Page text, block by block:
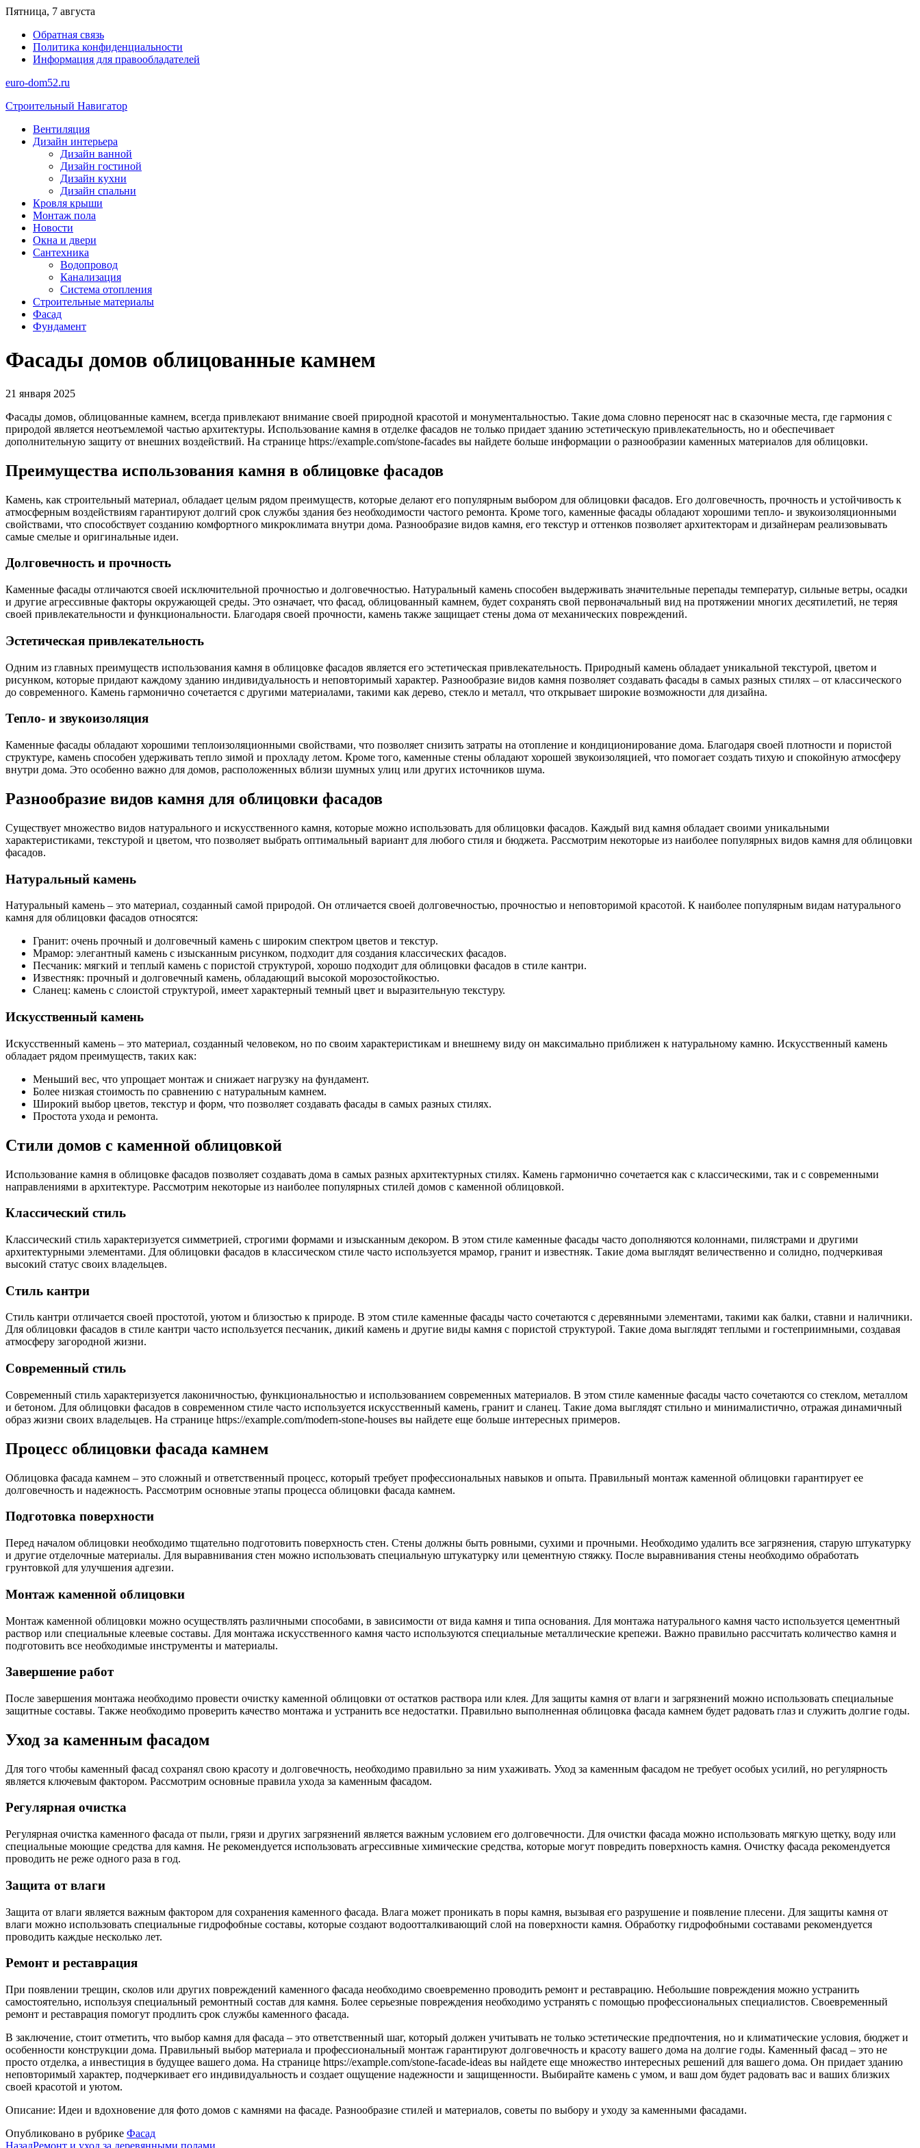
Перейти
содержимому
Пятница, 7 августа
Обратная связь
Политика конфиденциальности
Информация для правообладателей
euro-dom52.ru
Строительный Навигатор
Вентиляция
Дизайн интерьера
Дизайн ванной
Дизайн гостиной
Дизайн кухни
Дизайн спальни
Кровля крыши
Монтаж пола
Новости
Окна и двери
Сантехника
Водопровод
Канализация
Система отопления
Строительные материалы
Фасад
Фундамент
Фасады домов облицованные камнем
21 января 2025
Фасады домов, облицованные камнем, всегда привлекают внимание своей природной красотой и монументальностью. Такие дома словно переносят нас в сказочные места, где гармония с
природой является неотъемлемой частью архитектуры. Использование камня в отделке фасадов не только придает зданию эстетическую привлекательность, но и обеспечивает
дополнительную защиту от внешних воздействий. На странице https://example.com/stone-facades вы найдете больше информации о разнообразии каменных материалов для облицовки.
Преимущества использования камня в облицовке фасадов
Камень, как строительный материал, обладает целым рядом преимуществ, которые делают его популярным выбором для облицовки фасадов. Его долговечность, прочность и устойчивость к
атмосферным воздействиям гарантируют долгий срок службы здания без необходимости частого ремонта. Кроме того, каменные фасады обладают хорошими тепло- и звукоизоляционными
свойствами, что способствует созданию комфортного микроклимата внутри дома. Разнообразие видов камня, его текстур и оттенков позволяет архитекторам и дизайнерам реализовывать
самые смелые и оригинальные идеи.
Долговечность и прочность
Каменные фасады отличаются своей исключительной прочностью и долговечностью. Натуральный камень способен выдерживать значительные перепады температур, сильные ветры, осадки
и другие агрессивные факторы окружающей среды. Это означает, что фасад, облицованный камнем, будет сохранять свой первоначальный вид на протяжении многих десятилетий, не теряя
своей привлекательности и функциональности. Благодаря своей прочности, камень также защищает стены дома от механических повреждений.
Эстетическая привлекательность
Одним из главных преимуществ использования камня в облицовке фасадов является его эстетическая привлекательность. Природный камень обладает уникальной текстурой, цветом и
рисунком, которые придают каждому зданию индивидуальность и неповторимый характер. Разнообразие видов камня позволяет создавать фасады в самых разных стилях – от классического
до современного. Камень гармонично сочетается с другими материалами, такими как дерево, стекло и металл, что открывает широкие возможности для дизайна.
Тепло- и звукоизоляция
Каменные фасады обладают хорошими теплоизоляционными свойствами, что позволяет снизить затраты на отопление и кондиционирование дома. Благодаря своей плотности и пористой
структуре, камень способен удерживать тепло зимой и прохладу летом. Кроме того, каменные стены обладают хорошей звукоизоляцией, что помогает создать тихую и спокойную атмосферу
внутри дома. Это особенно важно для домов, расположенных вблизи шумных улиц или других источников шума.
Разнообразие видов камня для облицовки фасадов
Существует множество видов натурального и искусственного камня, которые можно использовать для облицовки фасадов. Каждый вид камня обладает своими уникальными
характеристиками, текстурой и цветом, что позволяет выбрать оптимальный вариант для любого стиля и бюджета. Рассмотрим некоторые из наиболее популярных видов камня для облицовки
фасадов.
Натуральный камень
Натуральный камень – это материал, созданный самой природой. Он отличается своей долговечностью, прочностью и неповторимой красотой. К наиболее популярным видам натурального
камня для облицовки фасадов относятся:
Гранит: очень прочный и долговечный камень с широким спектром цветов и текстур.
Мрамор: элегантный камень с изысканным рисунком, подходит для создания классических фасадов.
Песчаник: мягкий и теплый камень с пористой структурой, хорошо подходит для облицовки фасадов в стиле кантри.
Известняк: прочный и долговечный камень, обладающий высокой морозостойкостью.
Сланец: камень с слоистой структурой, имеет характерный темный цвет и выразительную текстуру.
Искусственный камень
Искусственный камень – это материал, созданный человеком, но по своим характеристикам и внешнему виду он максимально приближен к натуральному камню. Искусственный камень
обладает рядом преимуществ, таких как:
Меньший вес, что упрощает монтаж и снижает нагрузку на фундамент.
Более низкая стоимость по сравнению с натуральным камнем.
Широкий выбор цветов, текстур и форм, что позволяет создавать фасады в самых разных стилях.
Простота ухода и ремонта.
Стили домов с каменной облицовкой
Использование камня в облицовке фасадов позволяет создавать дома в самых разных архитектурных стилях. Камень гармонично сочетается как с классическими, так и с современными
направлениями в архитектуре. Рассмотрим некоторые из наиболее популярных стилей домов с каменной облицовкой.
Классический стиль
Классический стиль характеризуется симметрией, строгими формами и изысканным декором. В этом стиле каменные фасады часто дополняются колоннами, пилястрами и другими
архитектурными элементами. Для облицовки фасадов в классическом стиле часто используется мрамор, гранит и известняк. Такие дома выглядят величественно и солидно, подчеркивая
высокий статус своих владельцев.
Стиль кантри
Стиль кантри отличается своей простотой, уютом и близостью к природе. В этом стиле каменные фасады часто сочетаются с деревянными элементами, такими как балки, ставни и наличники.
Для облицовки фасадов в стиле кантри часто используется песчаник, дикий камень и другие виды камня с пористой структурой. Такие дома выглядят теплыми и гостеприимными, создавая
атмосферу загородной жизни.
Современный стиль
Современный стиль характеризуется лаконичностью, функциональностью и использованием современных материалов. В этом стиле каменные фасады часто сочетаются со стеклом, металлом
и бетоном. Для облицовки фасадов в современном стиле часто используется искусственный камень, гранит и сланец. Такие дома выглядят стильно и минималистично, отражая динамичный
образ жизни своих владельцев. На странице https://example.com/modern-stone-houses вы найдете еще больше интересных примеров.
Процесс облицовки фасада камнем
Облицовка фасада камнем – это сложный и ответственный процесс, который требует профессиональных навыков и опыта. Правильный монтаж каменной облицовки гарантирует ее
долговечность и надежность. Рассмотрим основные этапы процесса облицовки фасада камнем.
Подготовка поверхности
Перед началом облицовки необходимо тщательно подготовить поверхность стен. Стены должны быть ровными, сухими и прочными. Необходимо удалить все загрязнения, старую штукатурку
и другие отделочные материалы. Для выравнивания стен можно использовать специальную штукатурку или цементную стяжку. После выравнивания стены необходимо обработать
грунтовкой для улучшения адгезии.
Монтаж каменной облицовки
Монтаж каменной облицовки можно осуществлять различными способами, в зависимости от вида камня и типа основания. Для монтажа натурального камня часто используется цементный
раствор или специальные клеевые составы. Для монтажа искусственного камня часто используются специальные металлические крепежи. Важно правильно рассчитать количество камня и
подготовить все необходимые инструменты и материалы.
Завершение работ
После завершения монтажа необходимо провести очистку каменной облицовки от остатков раствора или клея. Для защиты камня от влаги и загрязнений можно использовать специальные
защитные составы. Также необходимо проверить качество монтажа и устранить все недостатки. Правильно выполненная облицовка фасада камнем будет радовать глаз и служить долгие годы.
Уход за каменным фасадом
Для того чтобы каменный фасад сохранял свою красоту и долговечность, необходимо правильно за ним ухаживать. Уход за каменным фасадом не требует особых усилий, но регулярность
является ключевым фактором. Рассмотрим основные правила ухода за каменным фасадом.
Регулярная очистка
Регулярная очистка каменного фасада от пыли, грязи и других загрязнений является важным условием его долговечности. Для очистки фасада можно использовать мягкую щетку, воду или
специальные моющие средства для камня. Не рекомендуется использовать агрессивные химические средства, которые могут повредить поверхность камня. Очистку фасада рекомендуется
проводить не реже одного раза в год.
Защита от влаги
Защита от влаги является важным фактором для сохранения каменного фасада. Влага может проникать в поры камня, вызывая его разрушение и появление плесени. Для защиты камня от
влаги можно использовать специальные гидрофобные составы, которые создают водоотталкивающий слой на поверхности камня. Обработку гидрофобными составами рекомендуется
проводить каждые несколько лет.
Ремонт и реставрация
При появлении трещин, сколов или других повреждений каменного фасада необходимо своевременно проводить ремонт и реставрацию. Небольшие повреждения можно устранить
самостоятельно, используя специальный ремонтный состав для камня. Более серьезные повреждения необходимо устранять с помощью профессиональных специалистов. Своевременный
ремонт и реставрация помогут продлить срок службы каменного фасада.
В заключение, стоит отметить, что выбор камня для фасада – это ответственный шаг, который должен учитывать не только эстетические предпочтения, но и климатические условия, бюджет и
особенности конструкции дома. Правильный выбор материала и профессиональный монтаж гарантируют долговечность и красоту вашего дома на долгие годы. Каменный фасад – это не
просто отделка, а инвестиция в будущее вашего дома. На странице https://example.com/stone-facade-ideas вы найдете еще множество интересных решений для вашего дома. Он придает зданию
неповторимый характер, подчеркивает его индивидуальность и создает ощущение надежности и защищенности. Выбирайте камень с умом, и ваш дом будет радовать вас и ваших близких
своей красотой и уютом.
Описание: Идеи и вдохновение для фото домов с камнями на фасаде. Разнообразие стилей и материалов, советы по выбору и уходу за каменными фасадами.
Опубликовано в рубрике Фасад
НазадРемонт и уход за деревянными полами